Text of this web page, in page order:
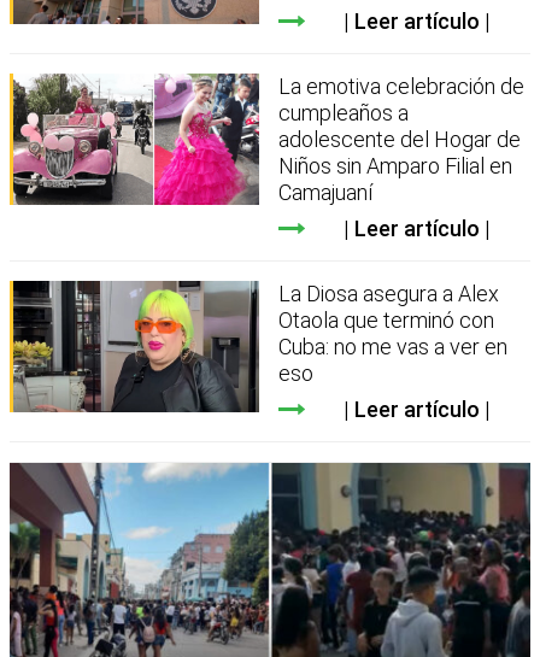
Leer artículo
La emotiva celebración de
cumpleaños a
adolescente del Hogar de
Niños sin Amparo Filial en
Camajuaní
Leer artículo
La Diosa asegura a Alex
Otaola que terminó con
Cuba: no me vas a ver en
eso
Leer artículo